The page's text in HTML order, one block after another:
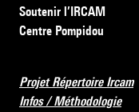
Soutenir l’IRCAM
Centre Pompidou
Projet Répertoire Ircam
Infos / Méthodologie